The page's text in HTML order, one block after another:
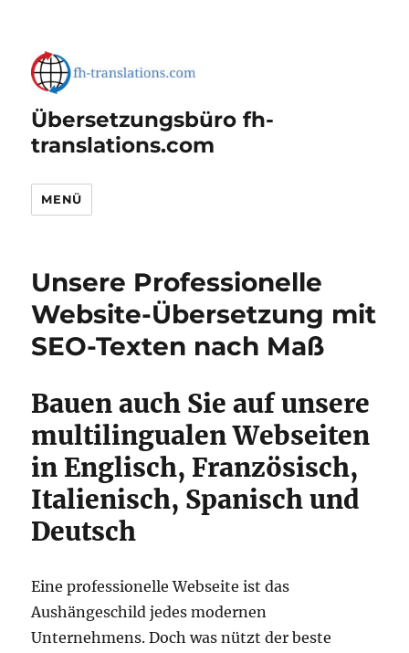
Übersetzungsbüro fh-
translations.com
MENÜ
Unsere Professionelle
Website-Übersetzung mit
SEO-Texten nach Maß
Bauen auch Sie auf unsere
multilingualen Webseiten
in Englisch, Französisch,
Italienisch, Spanisch und
Deutsch
Eine professionelle Webseite ist das
Aushängeschild jedes modernen
Unternehmens. Doch was nützt der beste